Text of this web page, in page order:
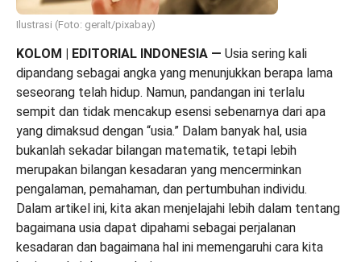
Ilustrasi (Foto: geralt/pixabay)
KOLOM | EDITORIAL INDONESIA — Usia sering kali
dipandang sebagai angka yang menunjukkan berapa lama
seseorang telah hidup. Namun, pandangan ini terlalu
sempit dan tidak mencakup esensi sebenarnya dari apa
yang dimaksud dengan “usia.” Dalam banyak hal, usia
bukanlah sekadar bilangan matematik, tetapi lebih
merupakan bilangan kesadaran yang mencerminkan
pengalaman, pemahaman, dan pertumbuhan individu.
Dalam artikel ini, kita akan menjelajahi lebih dalam tentang
bagaimana usia dapat dipahami sebagai perjalanan
kesadaran dan bagaimana hal ini memengaruhi cara kita